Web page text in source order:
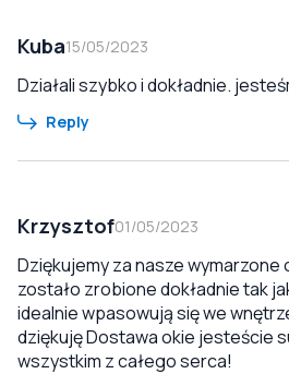
Kuba15/05/2023
Działali szybko i dokładnie.
Reply
Krzysztof01/05/2023
Dziękujemy za nasze wymarzone
zostało zrobione dokładnie tak
idealnie wpasowują się we
dziękuję Dostawa okie jesteście
wszystkim z całego serca!